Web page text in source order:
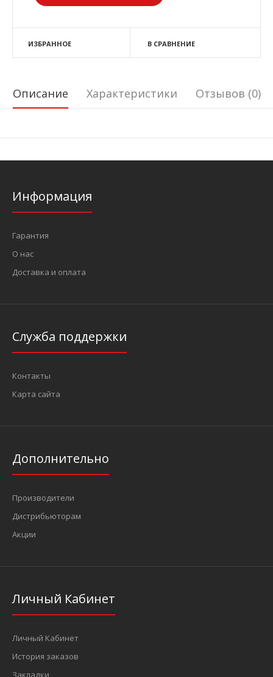
ИЗБРАННОЕ В СРАВНЕНИЕ
Описание Характеристики Отзывов (0)
Информация
Гарантия
О нас
Доставка и оплата
Служба поддержки
Контакты
Карта сайта
Дополнительно
Производители
Дистрибьюторам
Акции
Личный Кабинет
Личный Кабинет
История заказов
Закладки